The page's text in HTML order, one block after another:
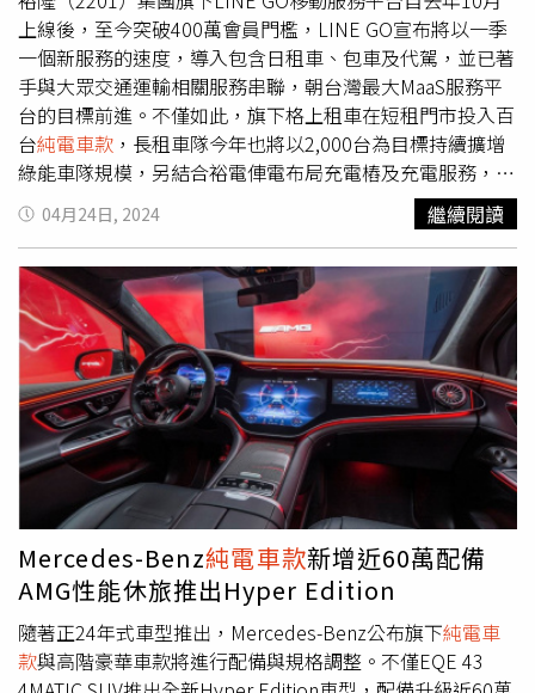
與安裝費；不過有專業人士向本刊記者透露，Mokka全車系
外型雖然可愛、活潑，但是內裝設計相較其他車款比較簡
約，在定價策略也沒有充分吸引消費者，因此目前掛牌數尚
無明顯的起色。歐吉汽車攜手華城電能、裕電俥電打造全方
位充電服務體驗（圖／Opel提供）。SsangYong Korando
e-Motion售價：148萬元繼Hyundai、Kia紛紛推出電動車款
後，另一韓國車廠Ssang Yong總代理永嘉雙龍汽車也在台導
入首款純電車Korando e-Motion，以148萬元的售價搶攻國
內入門電動休旅市場。在外觀上，Korando e-Motion從以
鯊鰭描繪的頭燈、霧燈，到類比鯊盾麟而設計的前保桿與輪
圈，呈現鮮明的形象，並導入封閉式水箱護罩及空力輪圈，
達到降低風阻並提升續航力的表現；此外，頭燈、後保桿及
後照鏡，以EV車款專屬的湛藍色配色打造，展現純電車款
的純淨氛圍。車室設計採用沉靜式靜音工程，加上12.3吋全
彩數位液晶儀表，雙前座搭載冷熱／通風座椅（含3段風量
與電動調整），搭配加熱方向盤，另有手機無線充電座，同
時，在5人座模式下提供551公升行李廂空間。在動力性能
方面，Korando e-Motion採用前置單馬達、前輪驅動設
定，並配置CCS2/Type2充電規格，搭載的永磁同步馬達可
輸出最大馬力190ps、最大扭力36.7kgm，電量則是 61.5
kWh 並具備347公里的WLTC續航力。官方表示，透過100
kW的DC快充，可在33分鐘內把電量從22%充至80%。韓國
車廠Ssang Yong總代理永嘉雙龍汽車也在台導入首款純電車
上線後，至今突破400萬會員門檻，LINE GO宣布將以一季
一個新服務的速度，導入包含日租車、包車及代駕，並已著
手與大眾交通運輸相關服務串聯，朝台灣最大MaaS服務平
台的目標前進。不僅如此，旗下格上租車在短租門市投入百
台純電車款 ，長租車隊今年也將以2,000台為目標持續擴增
綠能車隊規模，另結合裕電俥電布局充電樁及充電服務，擴
大eMaaS（EV Mobility as a Services）生態圈服務範疇。
LINE GO在既有計程車叫車平台基礎下，導入自遊租共享汽
車、機場即時接送等多元服務及數位科技。現階段持續增加
綠能車數量，下半年將投入Luxgen n7車隊，提供更永續、
低碳的乘車選擇；在共享租車業務方面，LINE GO自遊租透
過多品牌的共享車及創新AI人臉辨識快速審核，在市場形塑
差異化，包括最新導入的三菱Outlander、福斯Golf，共7個
品牌15種車款，讓用戶擁有多樣車款體驗。此外，為加速
eMaaS生態圈布局，格上租車與裕電俥電在20個短租門市建
置40個充電樁，並加快電動車投入短租車隊的速度，目前已
投入100台，包含Volvo、Hyundai、Tesla等品牌純電車。
另外格上長租車隊去年已有上千台新能源車投入，今年隨著
Luxgen n7量產上市，將以2,000台為目標持續擴大綠能車規
模。裕隆表示，格上租車及LINE GO推出多項活動，即日起
至25日，除純電車不分平假日最低不到3,000元，滿電出租
且免收里程費，還能再獲1,600元的租車金；格上Go Smart
共享車承租油電全車系滿一小時，即可參加轉盤活動，最高
04月24日, 2024 繼續閱讀
Mercedes-Benz純電車款新增近60萬配備
AMG性能休旅推出Hyper Edition
隨著正24年式車型推出，Mercedes-Benz公布旗下純電車
款與高階豪華車款將進行配備與規格調整。不僅EQE 43